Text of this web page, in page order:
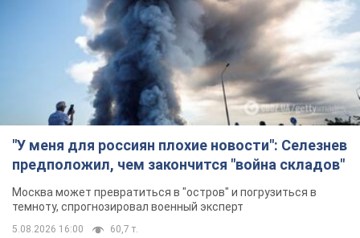
"У меня для россиян плохие новости": Селезнев
предположил, чем закончится "война складов"
Москва может превратиться в "остров" и погрузиться в
темноту, спрогнозировал военный эксперт
5.08.2026 16:00 60,7 т.